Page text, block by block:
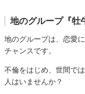
地のグループ『牡
地のグループは、恋愛
チャンスです。
不倫をはじめ、世間で
人はいませんか？